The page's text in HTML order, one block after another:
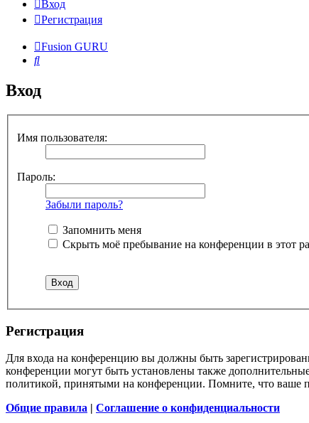
Вход
Регистрация
Fusion GURU
Поиск
Вход
Имя пользователя:
Пароль:
Забыли пароль?
Запомнить меня
Скрыть моё пребывание на конференции в этот
Регистрация
Для входа на конференцию вы должны быть
конференции могут быть установлены также
политикой, принятыми на конференции. Помните, что ваше
Общие правила | Соглашение о конфиденциальности